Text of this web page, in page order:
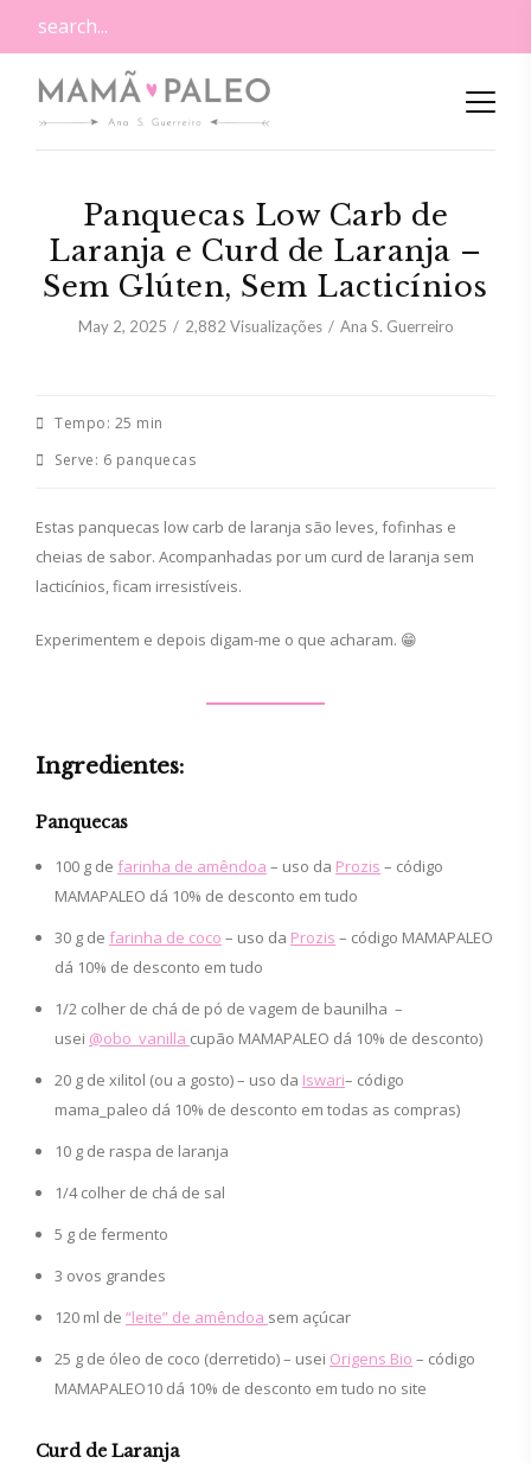
Panquecas Low Carb de
Laranja e Curd de Laranja –
Sem Glúten, Sem Lacticínios
May 2, 2025 2,882 Visualizações Ana S. Guerreiro
Tempo: 25 min
Serve: 6 panquecas
Estas panquecas low carb de laranja são leves, fofinhas e
cheias de sabor. Acompanhadas por um curd de laranja sem
lacticínios, ficam irresistíveis.
Experimentem e depois digam-me o que acharam. 😁
Ingredientes:
Panquecas
100 g de farinha de amêndoa – uso da Prozis – código
MAMAPALEO dá 10% de desconto em tudo
30 g de farinha de coco – uso da Prozis – código MAMAPALEO
dá 10% de desconto em tudo
1/2 colher de chá de pó de vagem de baunilha –
usei @obo_vanilla cupão MAMAPALEO dá 10% de desconto)
20 g de xilitol (ou a gosto) – uso da Iswari– código
mama_paleo dá 10% de desconto em todas as compras)
10 g de raspa de laranja
1/4 colher de chá de sal
5 g de fermento
3 ovos grandes
120 ml de “leite” de amêndoa sem açúcar
25 g de óleo de coco (derretido) – usei Origens Bio – código
MAMAPALEO10 dá 10% de desconto em tudo no site
Curd de Laranja